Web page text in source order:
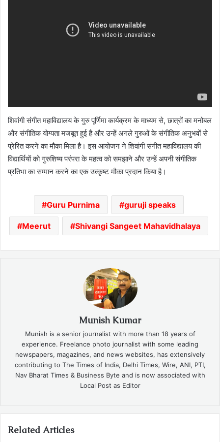
शिवांगी संगीत महाविद्यालय के गुरु पूर्णिमा कार्यक्रम के माध्यम से, छात्रों का मनोबल
और संगीतिक योग्यता मजबूत हुई है और उन्हें अगले गुरुओं के संगीतिक अनुभवों से
प्रेरित करने का मौका मिला है। इस आयोजन ने शिवांगी संगीत महाविद्यालय की
विद्यार्थियों को गुरुशिष्य परंपरा के महत्व को समझाने और उन्हें अपनी संगीतिक
प्रतिभा का सम्मान करने का एक उत्कृष्ट मौका प्रदान किया है।
Guru Purnima guruji speaks
Meerut Shivangi Sangeet Mahavidhalaya
Munish Kumar
Munish is a senior journalist with more than 18 years of
experience. Freelance photo journalist with some leading
newspapers, magazines, and news websites, has extensively
contributing to The Times of India, Delhi Times, Wire, ANI, PTI,
Nav Bharat Times & Business Byte and is now associated with
Local Post as Editor
Related Articles